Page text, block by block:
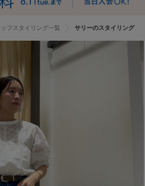
ッフスタイリング一覧 サリーのスタイリング